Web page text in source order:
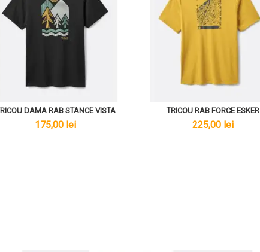
DAMA RAB STANCE VISTA
lei
175,00 lei
TRICOU RAB FORCE ESKER
lei
225,00 lei